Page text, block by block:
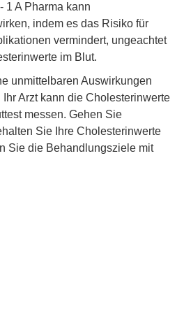
1 A Pharma kann
indem es das Risiko für
vermindert, ungeachtet
im Blut.
unmittelbaren Auswirkungen
Arzt kann die Cholesterinwerte
messen. Gehen Sie
Sie Ihre Cholesterinwerte
Sie die Behandlungsziele mit